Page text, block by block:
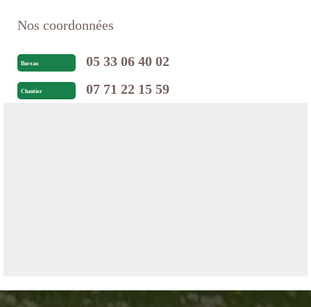
Nos coordonnées
Bureau 05 33 06 40 02
Chantier 07 71 22 15 59